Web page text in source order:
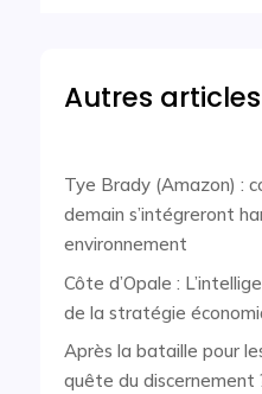
Autres articles
Tye Brady (Amazon) :
demain s’intégreront
environnement
Côte d’Opale :
de la stratégie
Après la bataille pour
quête du discernement